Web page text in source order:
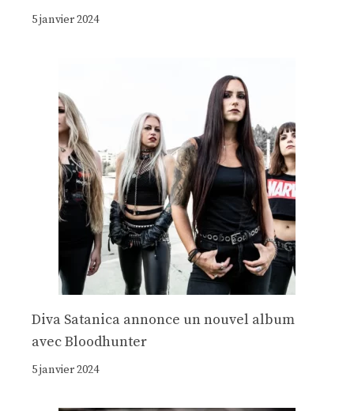
5 janvier 2024
Diva Satanica annonce un nouvel album
avec Bloodhunter
5 janvier 2024